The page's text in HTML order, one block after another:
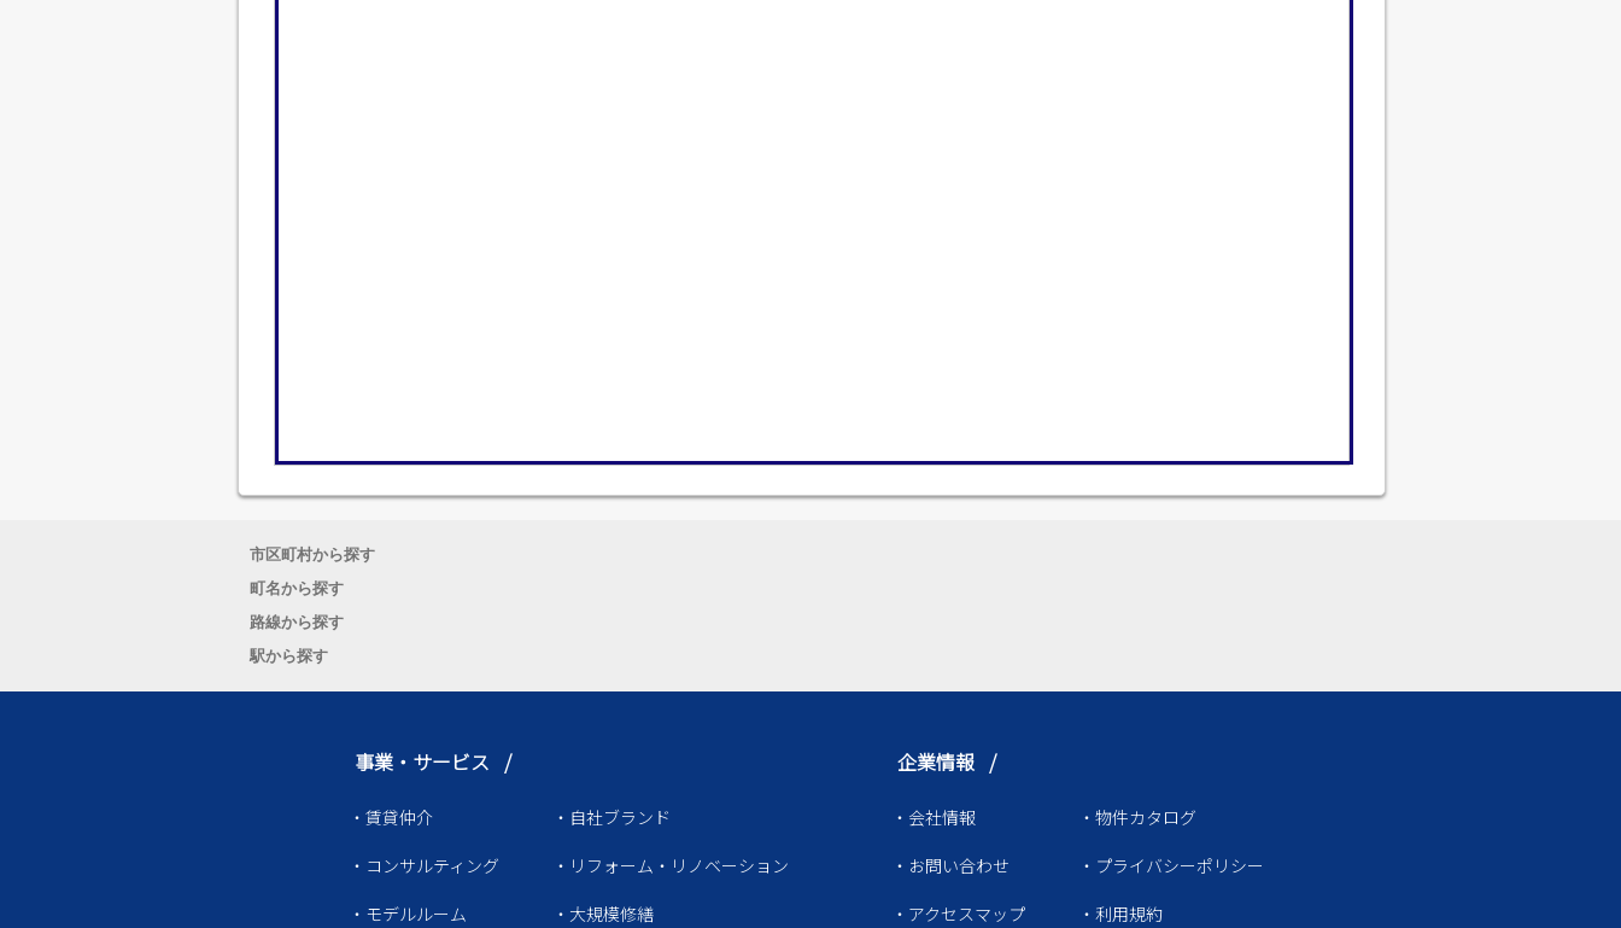
市区町村から探す
町名から探す
路線から探す
駅から探す
事業・サービス /
・賃貸仲介
・コンサルティング
・モデルルーム
・自社ブランド
・リフォーム・リノベーション
・大規模修繕
企業情報 /
・会社情報
・お問い合わせ
・アクセスマップ
・物件カタログ
・プライバシーポリシー
・利用規約